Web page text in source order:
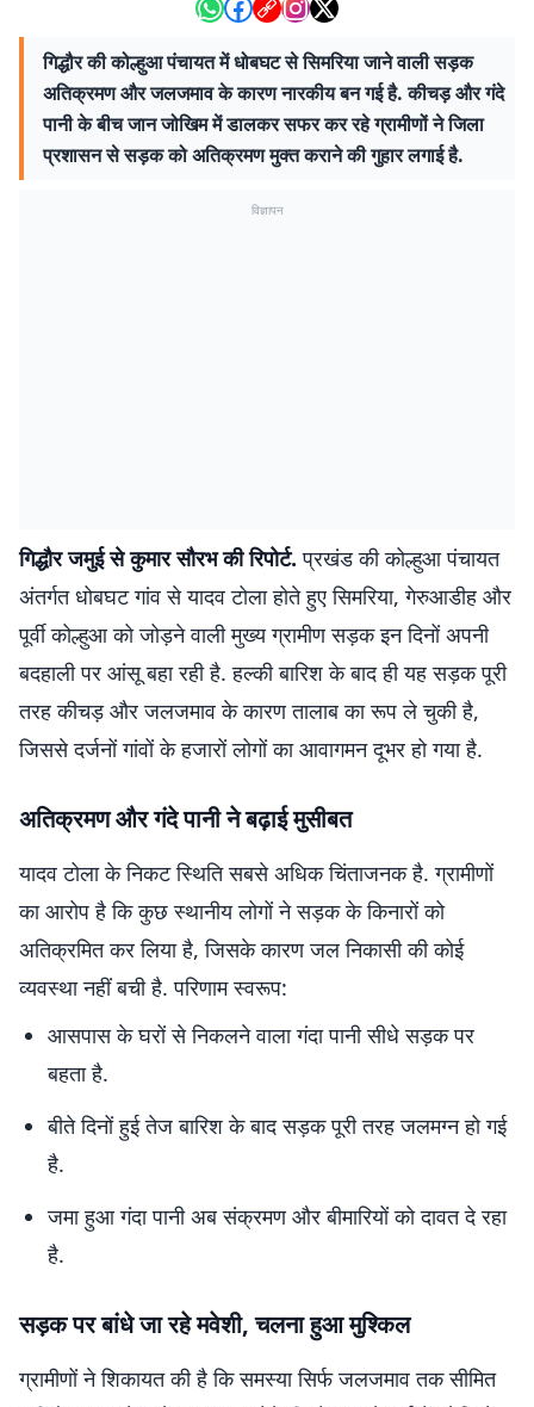
गिद्धौर की कोल्हुआ पंचायत में धोबघट से सिमरिया जाने वाली सड़क
अतिक्रमण और जलजमाव के कारण नारकीय बन गई है. कीचड़ और गंदे
पानी के बीच जान जोखिम में डालकर सफर कर रहे ग्रामीणों ने जिला
प्रशासन से सड़क को अतिक्रमण मुक्त कराने की गुहार लगाई है.
विज्ञापन
गिद्धौर जमुई से कुमार सौरभ की रिपोर्ट. प्रखंड की कोल्हुआ पंचायत
अंतर्गत धोबघट गांव से यादव टोला होते हुए सिमरिया, गेरुआडीह और
पूर्वी कोल्हुआ को जोड़ने वाली मुख्य ग्रामीण सड़क इन दिनों अपनी
बदहाली पर आंसू बहा रही है. हल्की बारिश के बाद ही यह सड़क पूरी
तरह कीचड़ और जलजमाव के कारण तालाब का रूप ले चुकी है,
जिससे दर्जनों गांवों के हजारों लोगों का आवागमन दूभर हो गया है.
अतिक्रमण और गंदे पानी ने बढ़ाई मुसीबत
यादव टोला के निकट स्थिति सबसे अधिक चिंताजनक है. ग्रामीणों
का आरोप है कि कुछ स्थानीय लोगों ने सड़क के किनारों को
अतिक्रमित कर लिया है, जिसके कारण जल निकासी की कोई
व्यवस्था नहीं बची है. परिणाम स्वरूप:
आसपास के घरों से निकलने वाला गंदा पानी सीधे सड़क पर
बहता है.
बीते दिनों हुई तेज बारिश के बाद सड़क पूरी तरह जलमग्न हो गई
है.
जमा हुआ गंदा पानी अब संक्रमण और बीमारियों को दावत दे रहा
है.
सड़क पर बांधे जा रहे मवेशी, चलना हुआ मुश्किल
ग्रामीणों ने शिकायत की है कि समस्या सिर्फ जलजमाव तक सीमित